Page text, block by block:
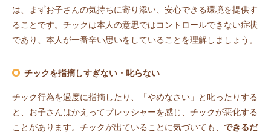
は、まずお子さんの気持ちに寄り添い、安心できる環境を提供す
ることです。チックは本人の意思ではコントロールできない症状
であり、本人が一番辛い思いをしていることを理解しましょう。
チックを指摘しすぎない・叱らない
チック行為を過度に指摘したり、「やめなさい」と叱ったりする
と、お子さんはかえってプレッシャーを感じ、チックが悪化する
ことがあります。チックが出ていることに気づいても、 できるだ